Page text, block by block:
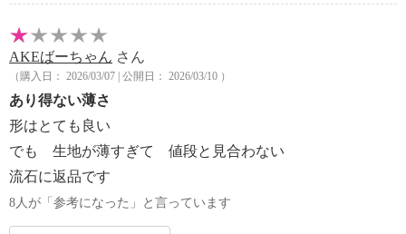
AKEばーちゃん さん
（購入日： 2026/03/07 | 公開日： 2026/03/10 ）
あり得ない薄さ
形はとても良い
でも 生地が薄すぎて 値段と見合わない
流石に返品です
8人が「参考になった」と言っています